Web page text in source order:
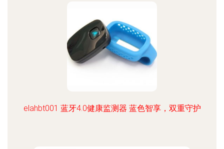
elahbt001 蓝牙4.0健康监测器 蓝色智享，双重守护